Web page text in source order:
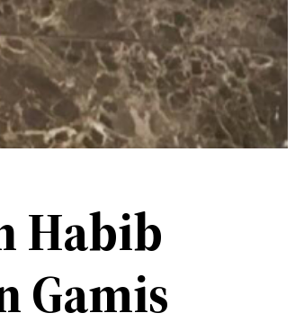
Habib
Gamis